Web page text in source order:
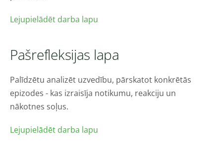
Lejupielādēt darba lapu
Pašrefleksijas lapa
Palīdzētu analizēt uzvedību, pārskatot konkrētās
epizodes - kas izraisīja notikumu, reakciju un
nākotnes soļus.
Lejupielādēt darba lapu